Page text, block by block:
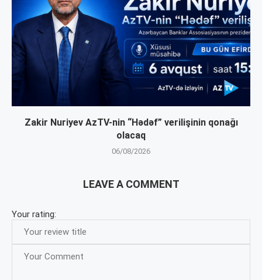
Zakir Nuriyev AzTV-nin “Hədəf” verilişinin qonağı
olacaq
06/08/2026
LEAVE A COMMENT
Your rating: